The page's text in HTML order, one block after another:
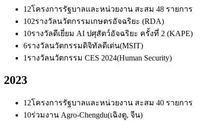
12โครงการรัฐบาลและหน่วยงาน สะสม 48 รายการ
102รางวัลนวัตกรรมเกษตรอัจฉริยะ (RDA)
10รางวัลดีเยี่ยม AI ปศุสัตว์อัจฉริยะ ครั้งที่ 2 (KAPE)
6รางวัลนวัตกรรมดิจิทัลดีเด่น(MSIT)
1 รางวัลนวัตกรรม CES 2024(Human Security)
2023
12โครงการรัฐบาลและหน่วยงาน สะสม 40 รายการ
10ร่วมงาน Agro-Chengdu(เฉิงตู, จีน)